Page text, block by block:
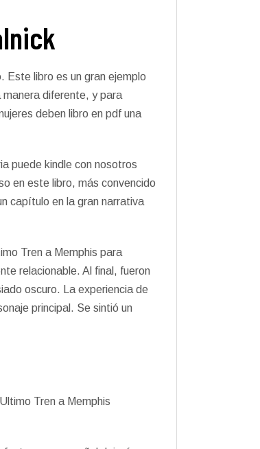
Este libro es un gran ejemplo
manera diferente, y para
deben libro en pdf una
puede kindle con nosotros
en este libro, más convencido
capítulo en la gran narrativa
Tren a Memphis para
relacionable. Al final, fueron
oscuro. La experiencia de
principal. Se sintió un
Tren a Memphis